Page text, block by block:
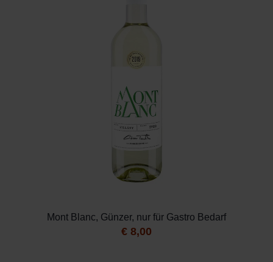
Mont Blanc, Günzer, nur für Gastro Bedarf
€ 8,00